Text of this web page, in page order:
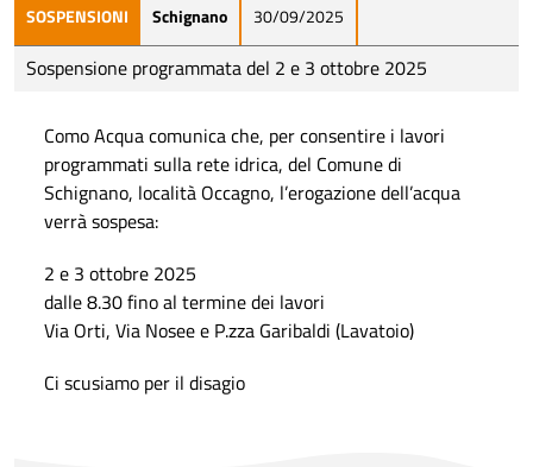
SOSPENSIONI Schignano 30/09/2025
Sospensione programmata del 2 e 3 ottobre 2025
Como Acqua comunica che, per consentire i lavori
programmati sulla rete idrica, del Comune di
Schignano, località Occagno, l’erogazione dell’acqua
verrà sospesa:
2 e 3 ottobre 2025
dalle 8.30 fino al termine dei lavori
Via Orti, Via Nosee e P.zza Garibaldi (Lavatoio)
Ci scusiamo per il disagio